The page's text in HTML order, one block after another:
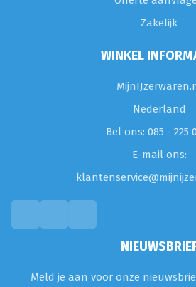
Zakelijk
WINKEL
Nederland
Bel ons: 085 - 225
E-mail ons:
Meld je aan voor onze